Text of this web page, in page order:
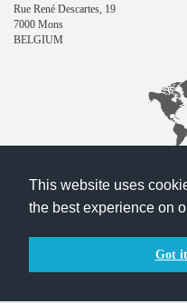
This website uses
the best experience on
Got
Rue René Descartes, 19
7000 Mons
BELGIUM